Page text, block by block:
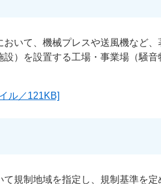
いて、機械プレスや送風機など
）を設置する工場・事業場（騒音
ル／121KB]
規制地域を指定し、規制基準を定